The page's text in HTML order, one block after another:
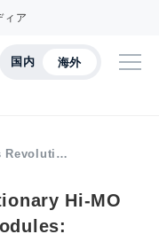
ィア
国内 海外
Revoluti…
Hi-MO